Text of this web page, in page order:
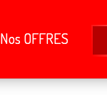
Nos OFFRES